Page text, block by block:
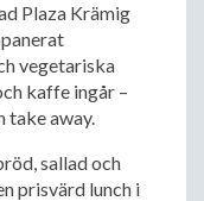
Plaza Krämig
vegetariska
kaffe ingår –
take away.
sallad och
prisvärd lunch i